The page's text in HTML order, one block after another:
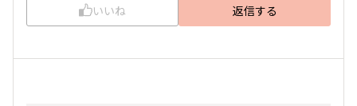
いいね 返信する